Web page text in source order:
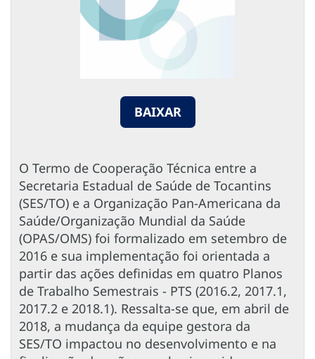
BAIXAR
O Termo de Cooperação Técnica entre a
Secretaria Estadual de Saúde de Tocantins
(SES/TO) e a Organização Pan-Americana da
Saúde/Organização Mundial da Saúde
(OPAS/OMS) foi formalizado em setembro de
2016 e sua implementação foi orientada a
partir das ações definidas em quatro Planos
de Trabalho Semestrais - PTS (2016.2, 2017.1,
2017.2 e 2018.1). Ressalta-se que, em abril de
2018, a mudança da equipe gestora da
SES/TO impactou no desenvolvimento e na